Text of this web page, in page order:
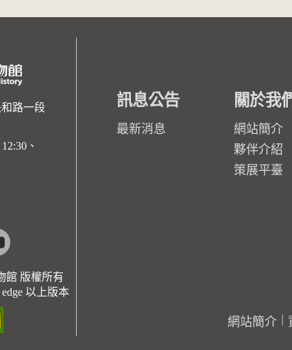
路一段
、
youtube
館 版權所有
以上版本
訊息公告
最新消息
關於我
網站簡介
夥伴介紹
策展平臺
網站簡介